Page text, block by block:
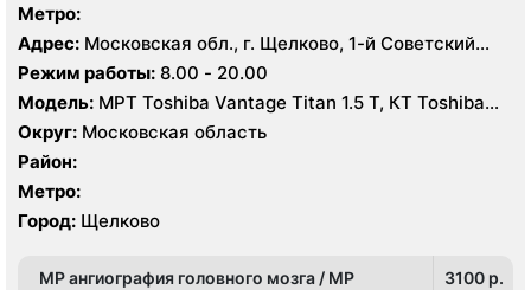
Метро:
Адрес: Московская обл., г. Щелково, 1-й Советский
пер., 27
Режим работы: 8.00 - 20.00
Модель: МРТ Toshiba Vantage Titan 1.5 Т, КТ Toshiba
Aquilion Prime CXL 64 среза, УЗИ Toshiba Aplio 500
Округ: Московская область
Район:
Метро:
Город: Щелково
МР ангиография головного мозга / МР
3100 p.